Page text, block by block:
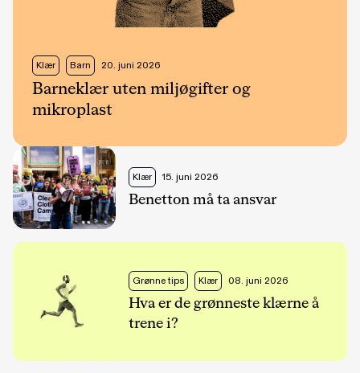
Klær Barn 20. juni 2026
Barneklær uten miljøgifter og
mikroplast
Klær 15. juni 2026
Benetton må ta ansvar
Grønne tips Klær 08. juni 2026
Hva er de grønneste klærne å
trene i?